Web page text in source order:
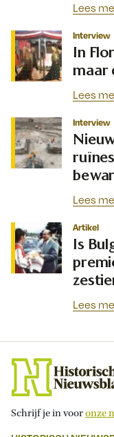
Lees
Interview
In
maar
Lees
Interview
Lees
Artikel
Is
Lees
Schrijf je in vooronze